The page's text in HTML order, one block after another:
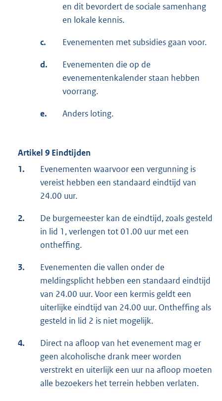
en dit bevordert de sociale samenhang
en lokale kennis.
c. Evenementen met subsidies gaan voor.
d.
Evenementen die op de
evenementenkalender staan hebben
voorrang.
e. Anders loting.
Artikel 9 Eindtijden
1.
Evenementen waarvoor een vergunning is
vereist hebben een standaard eindtijd van
24.00 uur.
2.
De burgemeester kan de eindtijd, zoals gesteld
in lid 1, verlengen tot 01.00 uur met een
ontheffing.
3.
Evenementen die vallen onder de
meldingsplicht hebben een standaard eindtijd
van 24.00 uur. Voor een kermis geldt een
uiterlijke eindtijd van 24.00 uur. Ontheffing als
gesteld in lid 2 is niet mogelijk.
4.
Direct na afloop van het evenement mag er
geen alcoholische drank meer worden
verstrekt en uiterlijk een uur na afloop moeten
alle bezoekers het terrein hebben verlaten.